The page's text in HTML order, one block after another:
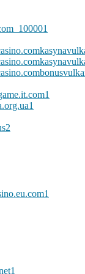
1
1
1
2
1
1